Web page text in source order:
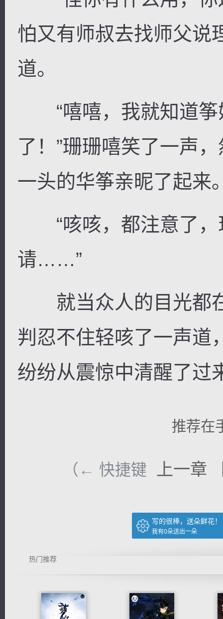
怕又有师叔去找师父说
道。
“嘻嘻，我就知道筝
了！”珊珊嘻笑了一声
一头的华筝亲昵了起来
“咳咳，都注意了，
请……”
就当众人的目光都
判忍不住轻咳了一声道
纷纷从震惊中清醒了过
推荐在
（← 快捷键 上一章
写的很棒，送朵鲜花！
我有0朵送出一朵
热门推荐